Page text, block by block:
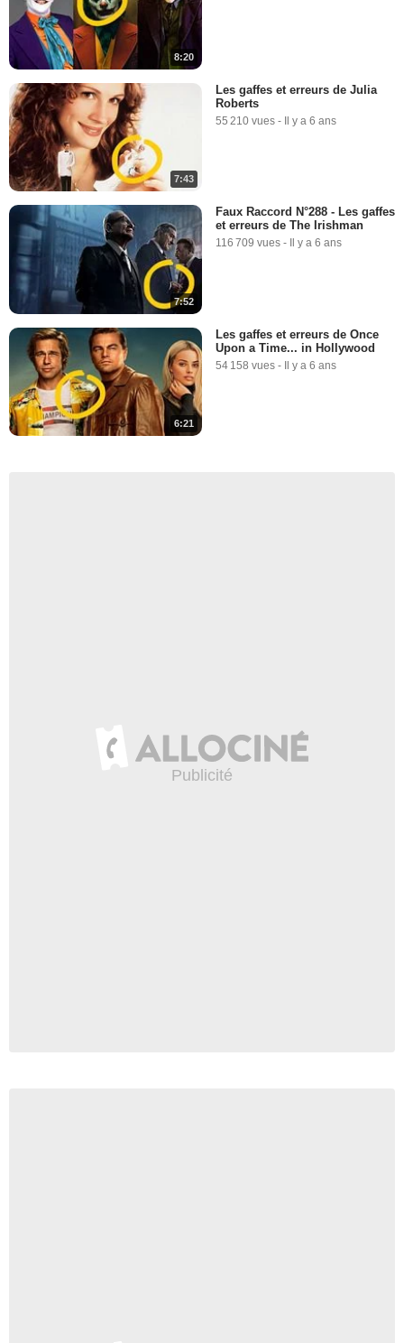
8:20
7:43
Les gaffes et erreurs de Julia
Roberts
55 210 vues - Il y a 6 ans
7:52
Faux Raccord N°288 - Les gaffes
et erreurs de The Irishman
116 709 vues - Il y a 6 ans
6:21
Les gaffes et erreurs de Once
Upon a Time... in Hollywood
54 158 vues - Il y a 6 ans